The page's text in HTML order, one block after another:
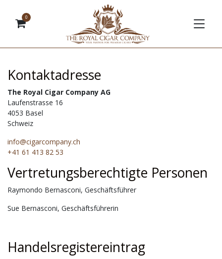
0
Kontaktadresse
The Royal Cigar Company AG
Laufenstrasse 16
4053 Basel
Schweiz
info@cigarcompany.ch
+41 61 413 82 53
Vertretungsberechtigte Personen
Raymondo Bernasconi, Geschäftsführer
Sue Bernasconi, Geschäftsführerin
Handelsregistereintrag